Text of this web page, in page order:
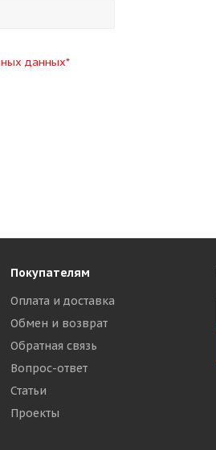
данных*
Покупателям
Оплата и доставка
Обмен и возврат
Обратная связь
Вопрос-ответ
Статьи
Проекты